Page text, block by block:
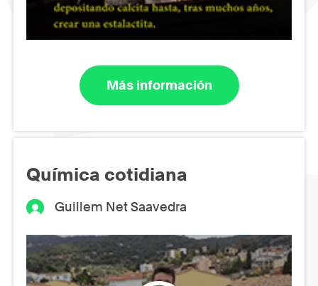
Más información
Química cotidiana
Guillem Net Saavedra